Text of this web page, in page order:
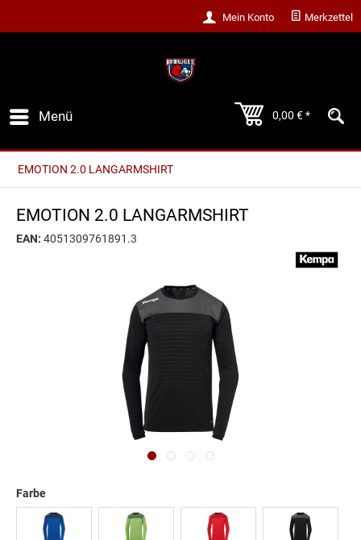
Merkzettel
Mein Konto
Menü 0,00 € *
EMOTION 2.0 LANGARMSHIRT
EMOTION 2.0 LANGARMSHIRT
Farbe
EAN: 4051309761891.3